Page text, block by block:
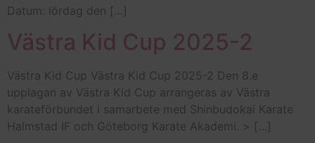
Datum: lördag den […]
Västra Kid Cup 2025-2
Västra Kid Cup Västra Kid Cup 2025-2 Den 8.e
upplagan av Västra Kid Cup arrangeras av Västra
karateförbundet i samarbete med Shinbudokai Karate
Halmstad IF och Göteborg Karate Akademi. > […]